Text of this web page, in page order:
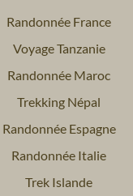
Randonnée France
Voyage Tanzanie
Randonnée Maroc
Trekking Népal
Randonnée Espagne
Randonnée Italie
Trek Islande